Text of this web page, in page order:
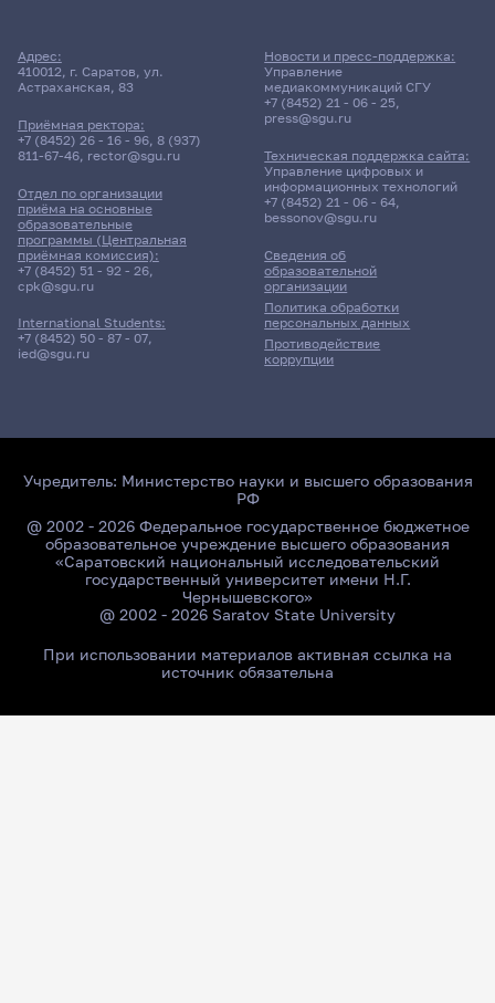
Адрес:
410012, г. Саратов, ул.
Астраханская, 83
Приёмная ректора:
+7 (8452) 26 - 16 - 96, 8 (937)
811-67-46, rector@sgu.ru
Отдел по организации
приёма на основные
образовательные
программы (Центральная
приёмная комиссия):
+7 (8452) 51 - 92 - 26,
cpk@sgu.ru
International Students:
+7 (8452) 50 - 87 - 07,
ied@sgu.ru
Сведения об
образовательной
организации
Политика обработки
персональных данных
Противодействие
коррупции
Новости и пресс-поддержка:
Управление
медиакоммуникаций СГУ
+7 (8452) 21 - 06 - 25,
press@sgu.ru
Техническая поддержка сайта:
Управление цифровых и
информационных технологий
+7 (8452) 21 - 06 - 64,
bessonov@sgu.ru
Учредитель: Министерство науки и высшего образования
РФ
@ 2002 - 2026 Федеральное государственное бюджетное
образовательное учреждение высшего образования
«Саратовский национальный исследовательский
государственный университет имени Н.Г.
Чернышевского»
@ 2002 - 2026 Saratov State University
При использовании материалов активная ссылка на
источник обязательна